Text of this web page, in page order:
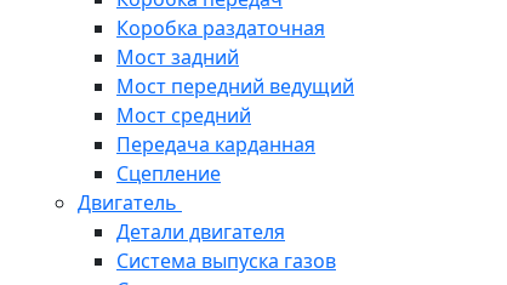
Коробка раздаточная
Мост задний
Мост передний ведущий
Мост средний
Передача карданная
Сцепление
Двигатель
Детали двигателя
Система выпуска газов